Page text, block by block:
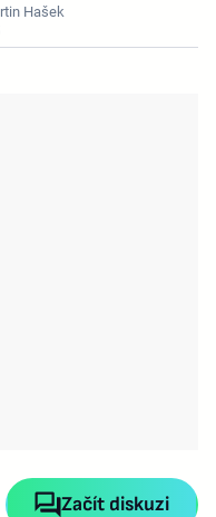
Hašek
Začít diskuzi